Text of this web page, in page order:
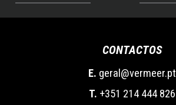
CONTACTOS
E. geral@vermeer.pt
T. +351 214 444 826